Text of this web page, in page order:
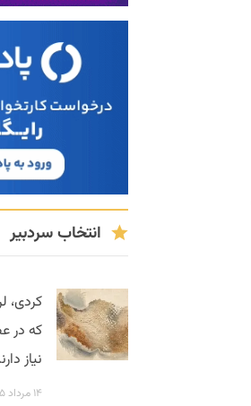
انتخاب سردبیر
کردی،
که در
نیاز
۱۴ مرداد ۱۴۰۵